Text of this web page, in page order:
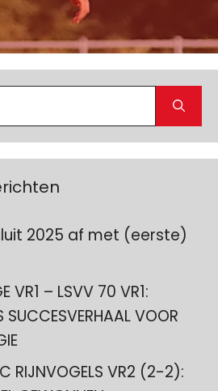
2025 af met (eerste)
VR1 – LSVV 70 VR1:
SUCCESVERHAAL VOOR
RIJNVOGELS VR2 (2-2):